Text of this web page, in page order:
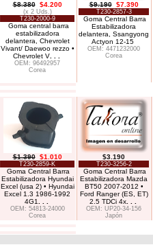
$8.380 $4.200
(x 2 Uds.)
T230-2000-9
Goma central barra
estabilizadora
delantera, Chevrolet
Vivant/ Daewoo rezzo •
Chevrolet V. . .
OEM: 96492957
Corea
$9.190 $7.390
T230-2857-3
Goma Central Barra
Estabilizadora
delantera, Ssangyong
Actyon 12-15
OEM: 4471232000
Corea
$1.390 $1.010
T230-2859-K
Goma Central Barra
Estabilizadora Hyundai
Excel (usa 2) • Hyundai
Excel 1.3 1986-1992
4G1
OEM: 54813-24000
Corea
$3.190
T230-3256-2
Goma Central Barra
Estabilizadora Mazda
BT50 2007-2012 •
Ford Ranger (ES, ET)
2.5 TDCi 4x. . .
OEM: UP20-34-156
Japón